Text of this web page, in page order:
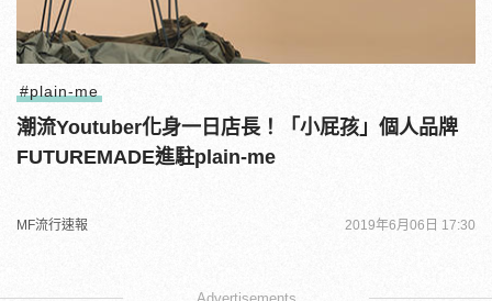
#plain-me
潮流Youtuber化身一日店長！「小屁孩」個人品牌
FUTUREMADE進駐plain-me
MF流行速報 2019年6月06日 17:30